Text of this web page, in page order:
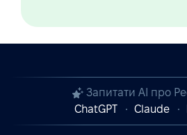
Запитати AI про
ChatGPT
Claude